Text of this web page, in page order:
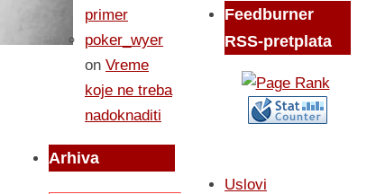
primer
poker_wyer
on Vreme
koje ne treba
nadoknaditi
Arhiva
Feedburner
RSS-pretplata
Uslovi